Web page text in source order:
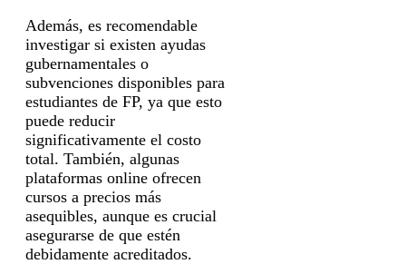
Además, es recomendable
investigar si existen ayudas
gubernamentales o
subvenciones disponibles para
estudiantes de FP, ya que esto
puede reducir
significativamente el costo
total. También, algunas
plataformas online ofrecen
cursos a precios más
asequibles, aunque es crucial
asegurarse de que estén
debidamente acreditados.